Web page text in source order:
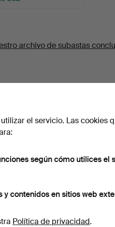
archivo de subastas
el servicio. Las cookies
según cómo utilices el
contenidos en sitios web
Política de privacidad.